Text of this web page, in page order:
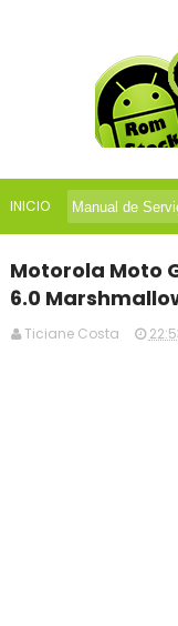
INICIO
Motorola Moto
6.0
Ticiane Costa